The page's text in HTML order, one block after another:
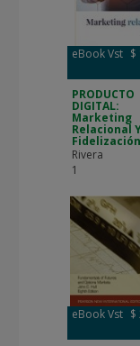
eBook Vst $
PRODUCTO
DIGITAL:
Marketing
Relacional
Rivera
1
eBook Vst $